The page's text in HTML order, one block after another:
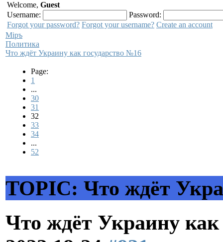
Welcome, Guest
Username:
Password:
Forgot your password? Forgot your username? Create an account
Мiръ
Политика
Что ждёт Украину как государство №16
Page:
1
...
30
31
32
33
34
...
52
TOPIC: Что ждёт
Что ждёт Украину